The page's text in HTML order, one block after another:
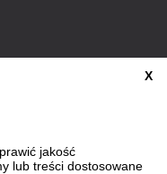
X
jakość
lub treści dostosowane